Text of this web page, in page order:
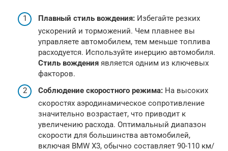
Плавный стиль вождения: Избегайте резких
ускорений и торможений. Чем плавнее вы
управляете автомобилем, тем меньше топлива
расходуется. Используйте инерцию автомобиля.
Стиль вождения является одним из ключевых
факторов.
Соблюдение скоростного режима: На высоких
скоростях аэродинамическое сопротивление
значительно возрастает, что приводит к
увеличению расхода. Оптимальный диапазон
скорости для большинства автомобилей,
включая BMW X3, обычно составляет 90-110 км/